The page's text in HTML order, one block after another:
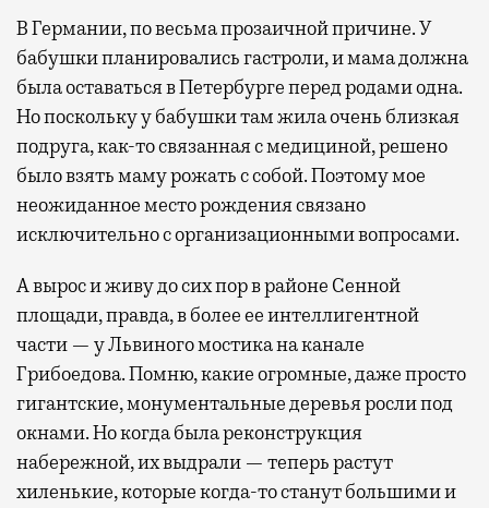
В Германии, по весьма прозаичной причине. У
бабушки планировались гастроли, и мама должна
была оставаться в Петербурге перед родами одна.
Но поскольку у бабушки там жила очень близкая
подруга, как-то связанная с медициной, решено
было взять маму рожать с собой. Поэтому мое
неожиданное место рождения связано
исключительно с организационными вопросами.
А вырос и живу до сих пор в районе Сенной
площади, правда, в более ее интеллигентной
части — у Львиного мостика на канале
Грибоедова. Помню, какие огромные, даже просто
гигантские, монументальные деревья росли под
окнами. Но когда была реконструкция
набережной, их выдрали — теперь растут
хиленькие, которые когда-то станут большими и